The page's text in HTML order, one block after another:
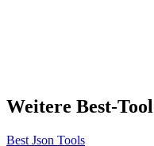
Weitere Best-
Best Json Tools